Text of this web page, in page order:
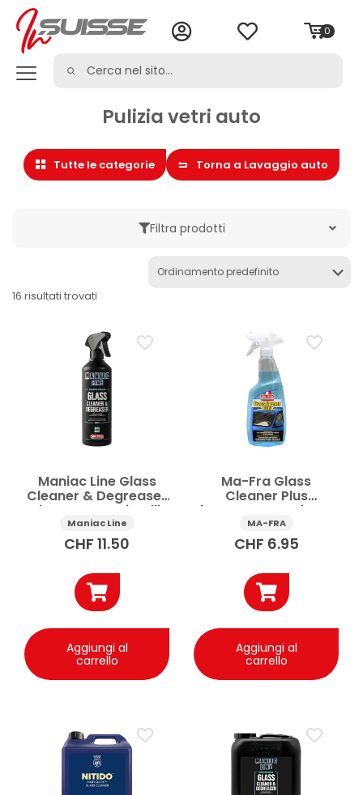
0
Pulizia vetri auto
Tutte le categorie Torna a Lavaggio auto
Filtra prodotti
Cura dell'auto
Detergente multiuso auto
Kit e set auto
Prelavaggio auto
Pulizia carrozzeria auto
Pulizia vetri auto
Shampoo auto
Prezzo
16 risultati trovati
Maniac Line Glass
Cleaner & Degreaser
detergente cristalli
auto 500 ml
Maniac Line
CHF 11.50
Aggiungi al
carrello
Ma-Fra Glass
Cleaner Plus
detergente vetri auto
750 ml
MA-FRA
CHF 6.95
Aggiungi al
carrello